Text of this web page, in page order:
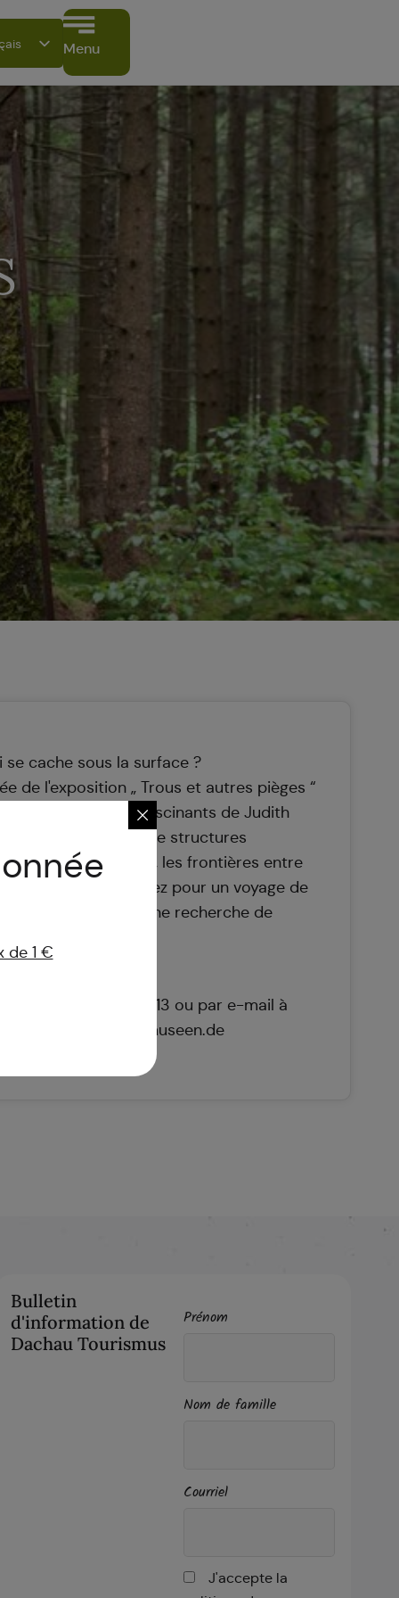
Menu
se cache sous la surface ?
de l'exposition „ Trous et autres pièges “
dans les mondes fascinants de Judith
Westerbarkey. Entre structures
pièges d'installation, les frontières entre
s'estompent. Venez pour un voyage de
regarder devient une recherche de
au 08131 5675-13 ou par e-mail à
galerien-museen.de
Bulletin
d'information de
Dachau Tourismus
Prénom
Nom de famille
Courriel
J'accepte la
de 1 €